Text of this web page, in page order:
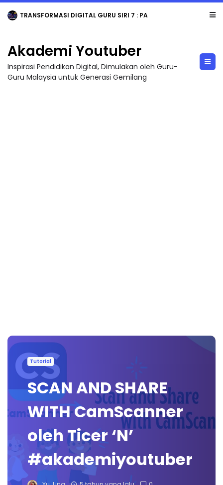
TRANSFORMASI DIGITAL GURU SIRI 7 : PAHLAWAN DIGITAL PENYELAMAT DUNIA
Akademi Youtuber
Inspirasi Pendidikan Digital, Dimulakan oleh Guru-
Guru Malaysia untuk Generasi Gemilang
Tutorial
SCAN AND SHARE
WITH CamScanner
oleh Ticer ‘N’
#akademiyoutuber